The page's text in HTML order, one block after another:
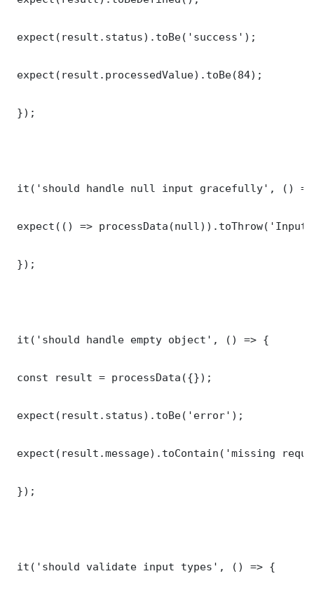
expect(result.status).toBe('success');
expect(result.processedValue).toBe(84);
});
it('should handle null input gracefully', ()
expect(() =>
});
it('should handle empty object', () => {
const result = processData({});
expect(result.status).toBe('error');
expect(result.message).toContain('missing
});
it('should validate input types', () => {